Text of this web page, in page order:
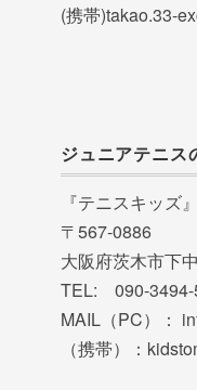
(携帯)takao.33-
ジュニアテニス
『テニスキッ
〒567-0886
大阪府茨木市下
TEL: 090-3494-
MAIL（PC）：
（携帯）：